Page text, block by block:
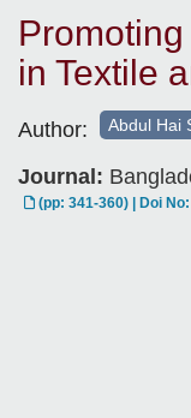
in Textile
Author: Abdul Hai
Journal:
(pp: 341-360) | Doi No: